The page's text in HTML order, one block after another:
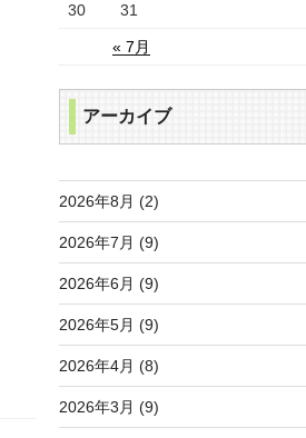
« 7月
30 31
アーカイブ
2026年8月 (2)
2026年7月 (9)
2026年6月 (9)
2026年5月 (9)
2026年4月 (8)
2026年3月 (9)